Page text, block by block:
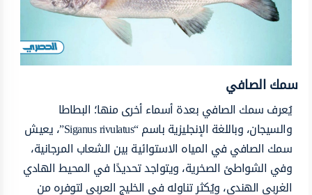
سمك الصافي
يُعرف سمك الصافي بعدة أسماء أخرى منها؛ البطاطا
والسيجان، وباللغة الإنجليزية باسم “Siganus rivulatus”، يعيش
سمك الصافي في المياه الاستوائية بين الشعاب المرجانية،
وفي الشواطئ الصخرية، ويتواجد تحديدًا في المحيط الهادي
الغربي الهندي، ويُكثر تناوله في الخليج العربي لتوفره من